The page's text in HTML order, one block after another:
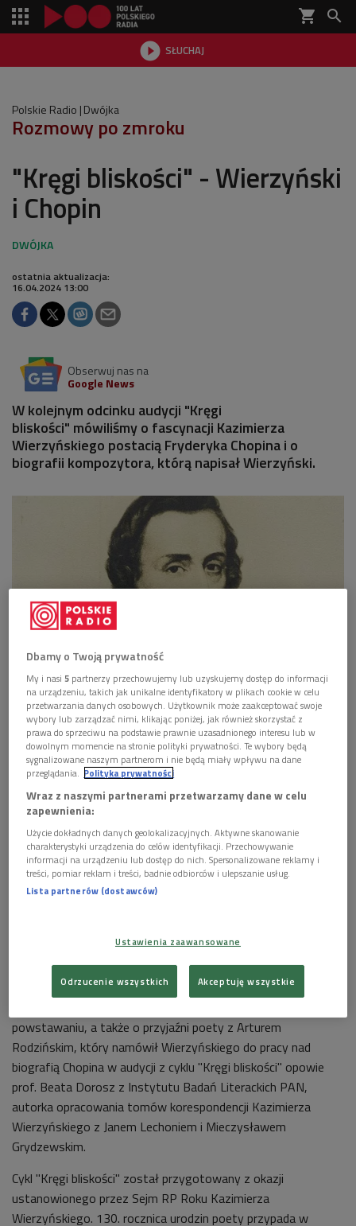
shopping_cart 
 SŁUCHAJ

Polskie Radio Dwójka
Rozmowy po zmroku
"Kręgi bliskości" - Wierzyński
i Chopin
ostatnia aktualizacja:
16.04.2024 13:00
Obserwuj nas na
Google News
W kolejnym odcinku audycji "Kręgi
bliskości" mówiliśmy o fascynacji Kazimierza
Wierzyńskiego postacią Fryderyka Chopina i o
biografii kompozytora, którą napisał Wierzyński.
Fryderyk Chopin urodził się 214 lat temu Foto: Biblioteka Narodowa/Polona
"Gdy po wojnie okazało się, że powrót do Polski byłby
powrotem do kraju bez własnej woli, ocknąłem się w Ameryce
jak śród nieznanej, prześlepionej rzeczywistości. Trudny to był
okres, nie wiedziałem, gdzie się podziać i co robić. Wtedy
właśnie zdarzyło się, że Amerykę otworzyła mi książka. Moja
własna" - pisał w szkicu "Chopin i wiersze" Kazimierz
Wierzyński.
Książką, którą poeta ma na myśli, jest napisana przez niego
biografia Fryderyka Chopina. Tom ukazał się w Stanach
of Chopin". Cztery lata później wyszedł po polsku jako "Życie
O okolicznościach pisania tej wyjątkowej w twórczości
powstawaniu, a także o przyjaźni poety z Arturem
Rodzińskim, który namówił Wierzyńskiego do pracy nad
biografią Chopina w audycji z cyklu "Kręgi bliskości" opowie
prof. Beata Dorosz z Instytutu Badań Literackich PAN,
autorka opracowania tomów korespondencji Kazimierza
Wierzyńskiego z Janem Lechoniem i Mieczysławem
Grydzewskim.
Cykl "Kręgi bliskości" został przygotowany z okazji
ustanowionego przez Sejm RP Roku Kazimierza
Wierzyńskiego. 130. rocznica urodzin poety przypada w
Dbamy o Twoją prywatność
My i nasi5 partnerzy przechowujemy lub uzyskujemy dostęp do informacji
na urządzeniu, takich jak unikalne identyfikatory w plikach cookie w celu
przetwarzania danych osobowych. Użytkownik może zaakceptować swoje
wybory lub zarządzać nimi, klikając poniżej, jak również skorzystać z
prawa do sprzeciwu na podstawie prawnie uzasadnionego interesu lub w
dowolnym momencie na stronie polityki prywatności. Te wybory będą
sygnalizowane naszym partnerom i nie będą miały wpływu na dane
przeglądania. Polityka prywatności
Wraz z naszymi partnerami przetwarzamy dane w celu
zapewnienia:
Użycie dokładnych danych geolokalizacyjnych. Aktywne skanowanie
charakterystyki urządzenia do celów identyfikacji. Przechowywanie
informacji na urządzeniu lub dostęp do nich. Spersonalizowane reklamy i
treści, pomiar reklam i treści, badnie odbiorców i ulepszanie usług.
Lista partnerów (dostawców)
Ustawienia zaawansowane
Odrzucenie wszystkich Akceptuję wszystkie